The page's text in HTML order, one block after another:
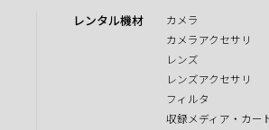
レンタル機材
カメラ
カメラアクセサリ
レンズ
レンズアクセサリ
フィルタ
収録メディア・カー